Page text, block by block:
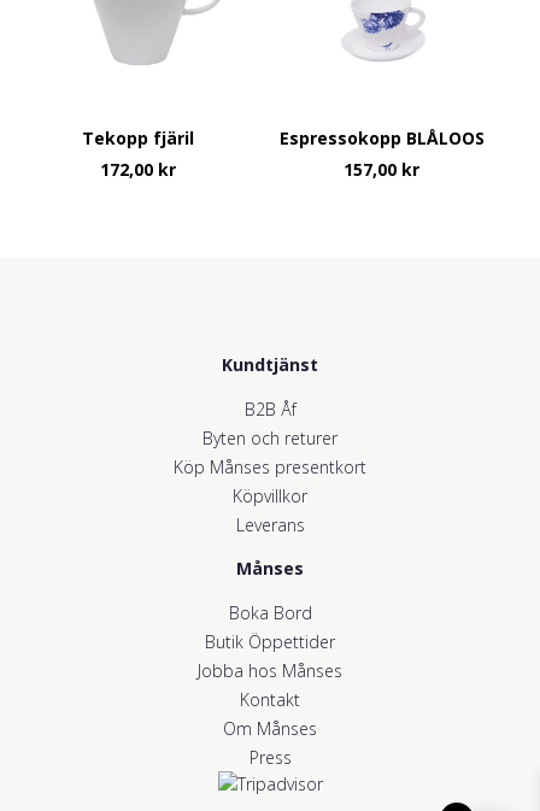
Tekopp fjäril
172,00 kr
Espressokopp BLÅLOOS
157,00 kr
Kundtjänst
B2B Åf
Byten och returer
Köp Månses presentkort
Köpvillkor
Leverans
Månses
Boka Bord
Butik Öppettider
Jobba hos Månses
Kontakt
Om Månses
Press